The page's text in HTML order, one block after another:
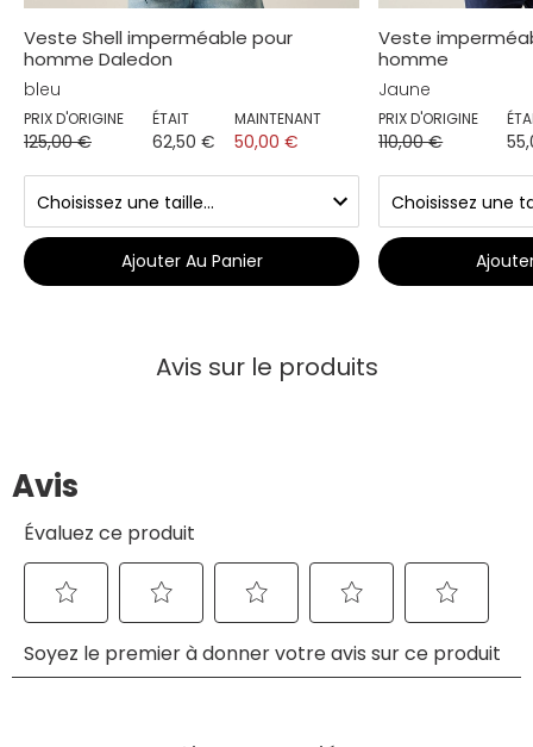
Veste Shell imperméable pour
homme Daledon
bleu
PRIX D'ORIGINE
125,00 €
ÉTAIT
62,50 €
MAINTENANT
50,00 €
Ajouter Au Panier
Veste
homme
Jaune
PRIX D'ORIGINE
110,00 €
Avis sur le produits